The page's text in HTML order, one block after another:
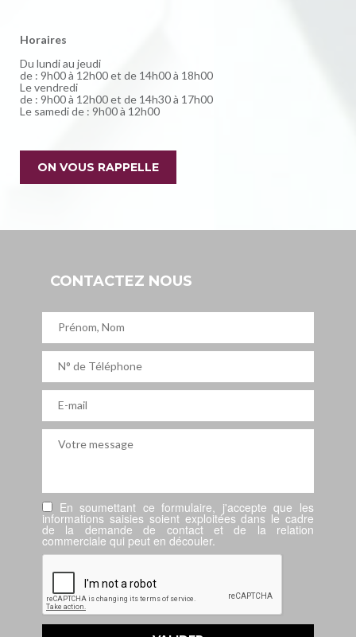
Horaires
Du lundi au jeudi
de : 9h00 à 12h00 et de 14h00 à 18h00
Le vendredi
de : 9h00 à 12h00 et de 14h30 à 17h00
Le samedi de : 9h00 à 12h00
ON VOUS RAPPELLE
CONTACTEZ NOUS
En soumettant ce formulaire, j'accepte que les
informations saisies soient exploitées dans le cadre
de la demande de contact et de la relation
commerciale qui peut en découler.